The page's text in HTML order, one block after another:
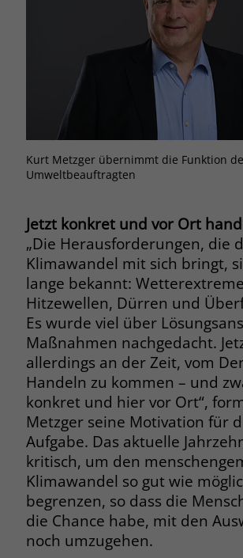
Kurt Metzger übernimmt die Funktion
Umweltbeauftragten
Jetzt konkret und vor Ort
„Die Herausforderungen, die
Klimawandel mit sich bringt,
lange bekannt:
Hitzewellen, Dürren und
Es wurde viel über
Maßnahmen nachgedacht.
allerdings an der Zeit, vom
Handeln zu kommen – und
konkret und hier vor Ort“,
Metzger seine Motivation für
Aufgabe. Das aktuelle
kritisch, um den
Klimawandel so gut wie
begrenzen, so dass die
die Chance habe, mit den
noch umzugehen.
PHPSESSID
stiftung-liebenau.de
Laufzeit
Behält die Zustände des
allen Seitenanfragen bei.
Anbieter www.stiftung-
Laufzeit 1 Monat
Zweck
Behält die Zustimmung
zum Cookie Opt-In
Name __cf_bm
Anbieter .fonts.net
Laufzeit 30 Minuten
Zweck
This cookie, set by
support Cloudflare Bot
Name JSessionID
Browsers und die
exklusiv für diese
Dadurch wird
Aktionen, die bei
derselben Website
werden, mit derselben
Benutzerkennung
Name _clsk
Laufzeit 1 Jahr
Zweck
Microsoft Clarity setzt
um die Seitenaufrufe
zu speichern und in
Sitzungsaufzeichnung
zusammenzufassen.
Name _gcl_au
Anbieter Google Ads
Laufzeit 90 Tage
Enthält eine
Name _gcl_aw